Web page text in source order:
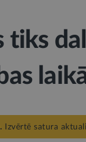
tiks
Izvērtē satura